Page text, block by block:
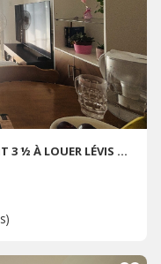
GUILLAUME-COUTURE APPARTEMENT 3 ½ À LOUER LÉVIS SEPTEMBRE 2026